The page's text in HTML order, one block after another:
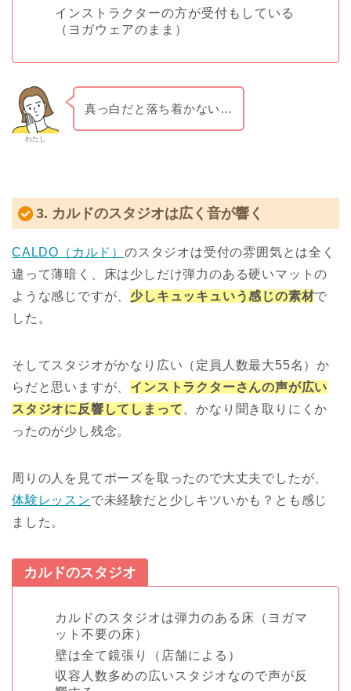
インストラクターの方が受付もしている
（ヨガウェアのまま）
わたし
真っ白だと落ち着かない…
3. カルドのスタジオは広く音が響く
CALDO（カルド） のスタジオは受付の雰囲気とは全く
違って薄暗く、床は少しだけ弾力のある硬いマットの
ような感じですが、 少しキュッキュいう感じの素材で
した。
そしてスタジオがかなり広い（定員人数最大55名）か
らだと思いますが、 インストラクターさんの声が広い
スタジオに反響してしまって 、かなり聞き取りにくか
ったのが少し残念。
周りの人を見てポーズを取ったので大丈夫でしたが、
体験レッスンで未経験だと少しキツいかも？とも感じ
ました。
カルドのスタジオ
カルドのスタジオは弾力のある床（ヨガマ
ット不要の床）
壁は全て鏡張り（店舗による）
収容人数多めの広いスタジオなので声が反